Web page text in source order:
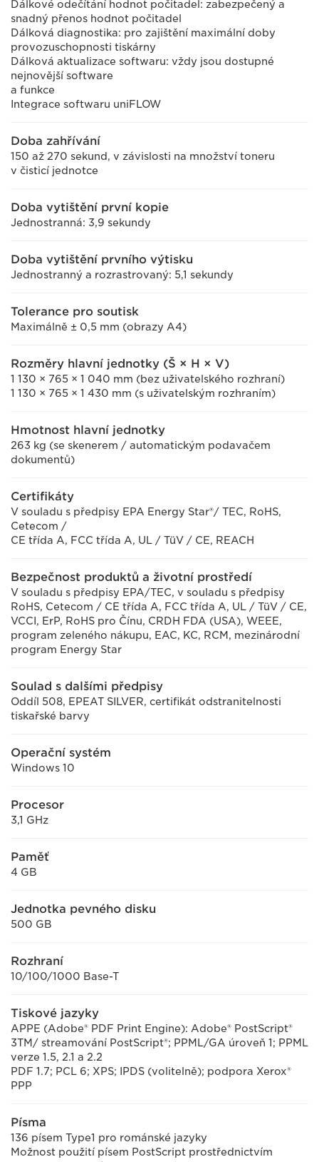
Dálkové odečítání hodnot počitadel: zabezpečený a
snadný přenos hodnot počitadel
Dálková diagnostika: pro zajištění maximální doby
provozuschopnosti tiskárny
Dálková aktualizace softwaru: vždy jsou dostupné
nejnovější software
a funkce
Integrace softwaru uniFLOW
Doba zahřívání
150 až 270 sekund, v závislosti na množství toneru
v čisticí jednotce
Doba vytištění první kopie
Jednostranná: 3,9 sekundy
Doba vytištění prvního výtisku
Jednostranný a rozrastrovaný: 5,1 sekundy
Tolerance pro soutisk
Maximálně ± 0,5 mm (obrazy A4)
Rozměry hlavní jednotky (Š × H × V)
1 130 × 765 × 1 040 mm (bez uživatelského rozhraní)
1 130 × 765 × 1 430 mm (s uživatelským rozhraním)
Hmotnost hlavní jednotky
263 kg (se skenerem / automatickým podavačem
dokumentů)
Certifikáty
V souladu s předpisy EPA Energy Star®/ TEC, RoHS,
Cetecom /
CE třída A, FCC třída A, UL / TüV / CE, REACH
Bezpečnost produktů a životní prostředí
V souladu s předpisy EPA/TEC, v souladu s předpisy
RoHS, Cetecom / CE třída A, FCC třída A, UL / TüV / CE,
VCCI, ErP, RoHS pro Čínu, CRDH FDA (USA), WEEE,
program zeleného nákupu, EAC, KC, RCM, mezinárodní
program Energy Star
Soulad s dalšími předpisy
Oddíl 508, EPEAT SILVER, certifikát odstranitelnosti
tiskařské barvy
Operační systém
Windows 10
Procesor
3,1 GHz
Paměť
4 GB
Jednotka pevného disku
500 GB
Rozhraní
10/100/1000 Base-T
Tiskové jazyky
APPE (Adobe® PDF Print Engine): Adobe® PostScript®
3TM/ streamování PostScript®; PPML/GA úroveň 1; PPML
verze 1.5, 2.1 a 2.2
PDF 1.7; PCL 6; XPS; IPDS (volitelně); podpora Xerox®
PPP
Písma
136 písem Type1 pro románské jazyky
Možnost použití písem PostScript prostřednictvím